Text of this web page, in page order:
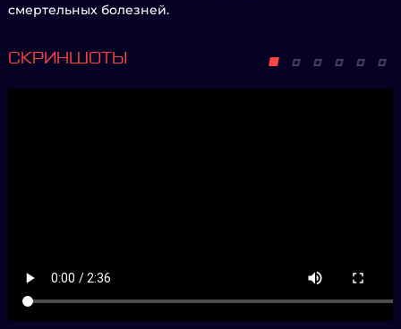
смертельных болезней.
СКРИНШОТЫ